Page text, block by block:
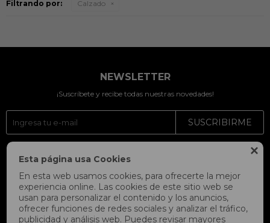

Esta página usa Cookies
En esta web usamos cookies, para ofrecerte la mejor
experiencia online. Las cookies de este sitio web se
usan para personalizar el contenido y los anuncios,
ofrecer funciones de redes sociales y analizar el tráfico,
publicidad y análisis web. Puedes revisar mayores
Filtrando por: Calzado
NEWSLETTER
¡Suscríbete y recibe todas nuestras novedades!
SUSCRIBIRME
